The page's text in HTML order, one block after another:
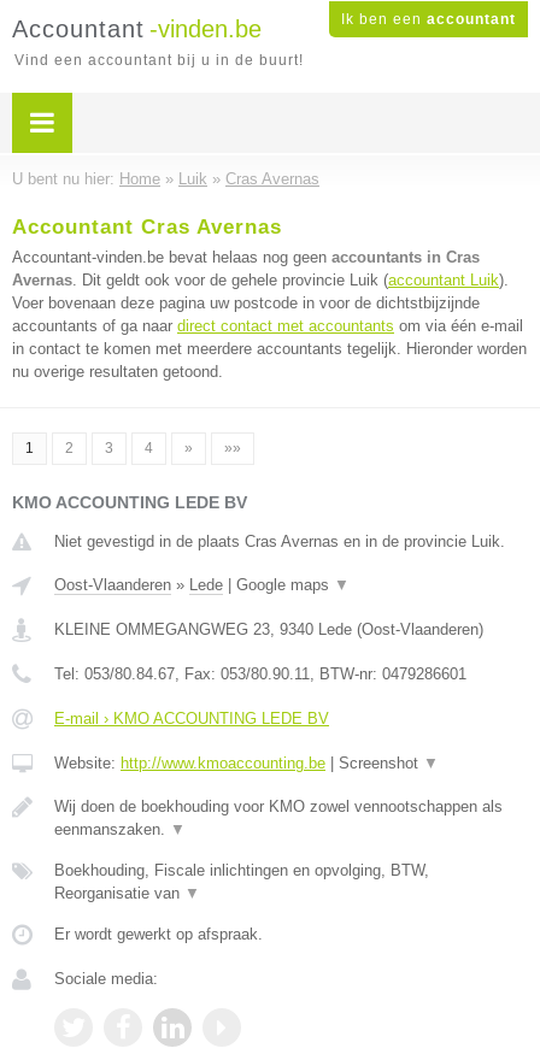
Ik ben een accountant
Accountant -vinden.be
Vind een accountant bij u in de buurt!
U bent nu hier: Home » Luik » Cras Avernas
Accountant Cras Avernas
Accountant-vinden.be bevat helaas nog geen accountants in Cras
Avernas. Dit geldt ook voor de gehele provincie Luik (accountant Luik).
Voer bovenaan deze pagina uw postcode in voor de dichtstbijzijnde
accountants of ga naar direct contact met accountants om via één e-mail
in contact te komen met meerdere accountants tegelijk. Hieronder worden
nu overige resultaten getoond.
1 2 3 4 » »»
KMO ACCOUNTING LEDE BV
Niet gevestigd in de plaats Cras Avernas en in de provincie Luik.
Oost-Vlaanderen » Lede Google maps ▼
KLEINE OMMEGANGWEG 23, 9340 Lede (Oost-Vlaanderen)
Tel: 053/80.84.67, Fax: 053/80.90.11, BTW-nr: 0479286601
E-mail › KMO ACCOUNTING LEDE BV
Website: http://www.kmoaccounting.be Screenshot ▼
Wij doen de boekhouding voor KMO zowel vennootschappen als
eenmanszaken. ▼
Boekhouding, Fiscale inlichtingen en opvolging, BTW,
Reorganisatie van ▼
Er wordt gewerkt op afspraak.
Sociale media: